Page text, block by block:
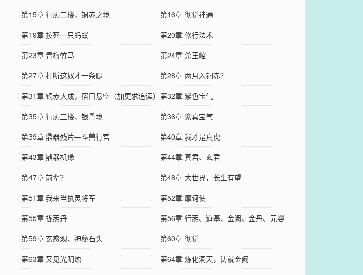
第15章 行炁二楼，铜赤之境
第16章 彻觉神通
第19章 按死一只蚂蚁
第20章 修行法术
第23章 青梅竹马
第24章 杀王崆
第27章 打断这奴才一条腿
第28章 两月入铜赤？
第31章 铜赤大成，宿日悬空（加更求追读） 第32章 紫色宝气
第35章 行炁三楼、银骨境
第36章 紫真宝气
第39章 鼎器残片—斗兽行宫
第40章 我才是真虎
第43章 鼎器机缘
第44章 真君、玄君
第47章 前辈？
第48章 大世界，长生有望
第51章 我来当执灵将军
第52章 摩诃使
第55章 拢炁丹
第56章 行炁、道基、金阙、金丹、元婴
第59章 玄惑观、神秘石头
第60章 彻觉
第63章 又见光阴烛
第64章 炼化洞天，铸就金阙